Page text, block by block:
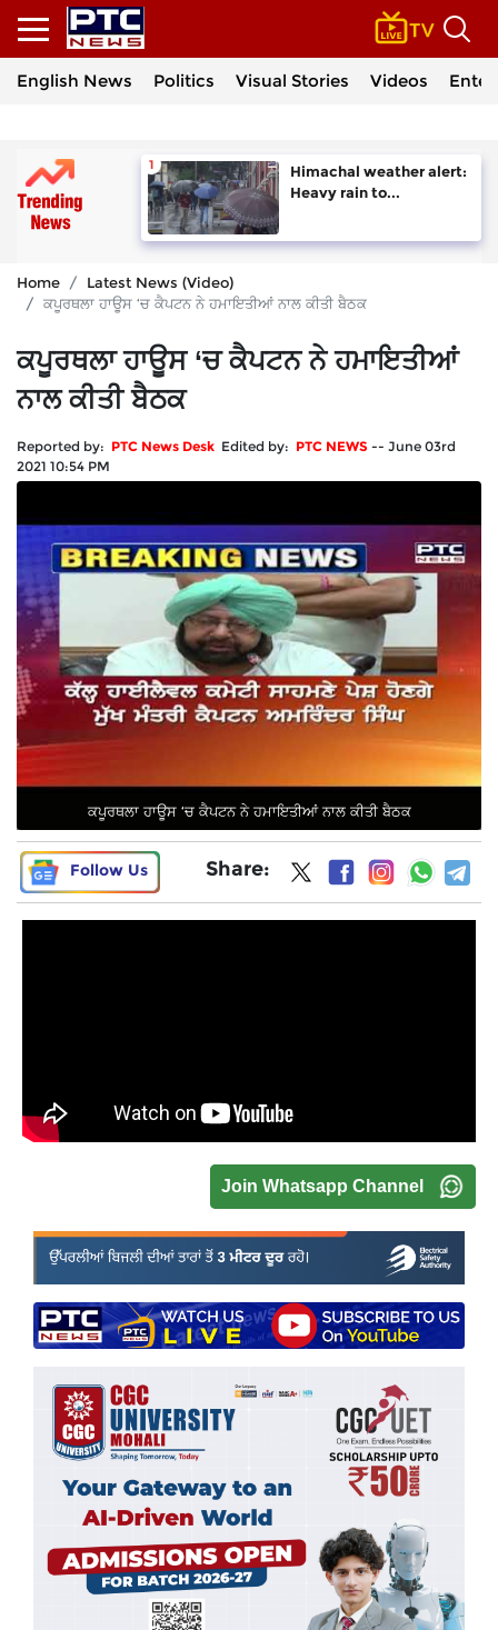
English News Politics Visual Stories Videos
Himachal weather alert:
Heavy rain to...
Home
Latest News (Video)
ਕਪੂਰਥਲਾ ਹਾਊਸ ‘ਚ ਕੈਪਟਨ ਨੇ ਹਮਾਇਤੀਆਂ ਨਾਲ ਕੀਤੀ ਬੈਠਕ
ਕਪੂਰਥਲਾ ਹਾਊਸ ‘ਚ ਕੈਪਟਨ ਨੇ ਹਮਾਇਤੀਆਂ
ਨਾਲ ਕੀਤੀ ਬੈਠਕ
Reported by: PTC News Desk Edited by: PTC NEWS -- June 03rd
2021 10:54 PM
ਕਪੂਰਥਲਾ ਹਾਊਸ ‘ਚ ਕੈਪਟਨ ਨੇ ਹਮਾਇਤੀਆਂ ਨਾਲ ਕੀਤੀ ਬੈਠਕ
Follow Us Share:
Join Whatsapp Channel